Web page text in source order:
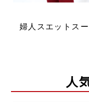
婦人スエットス
人